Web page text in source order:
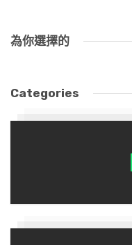
為你選擇的
Categories